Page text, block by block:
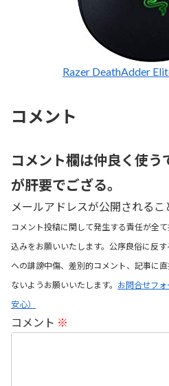
Razer DeathAdder
コメント
コメント欄は仲良く使う
が肝要でござる。
メールアドレスが公開されるこ
コメント投稿に関して発生する責任が全
込みをお願いいたします。公序良俗に反
への誹謗中傷、差別的コメント、記事に
ないようお願いいたします。 お問合せフォ
安心）
コメント ※